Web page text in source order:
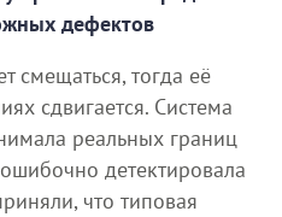
дефектов
смещаться, тогда её
сдвигается. Система
реальных границ
детектировала
что типовая